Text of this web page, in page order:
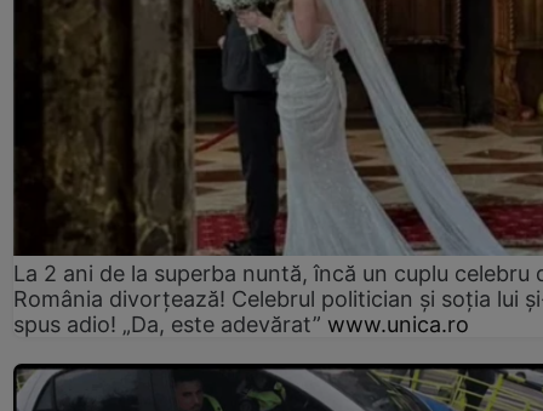
La 2 ani de la superba nuntă, încă un cuplu celebru
România divorțează! Celebrul politician și soția lui
spus adio! „Da, este adevărat” www.unica.ro